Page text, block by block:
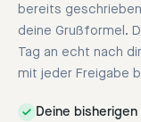
bereits
deine Grußformel.
Tag an echt nach
mit jeder Freigabe
Deine